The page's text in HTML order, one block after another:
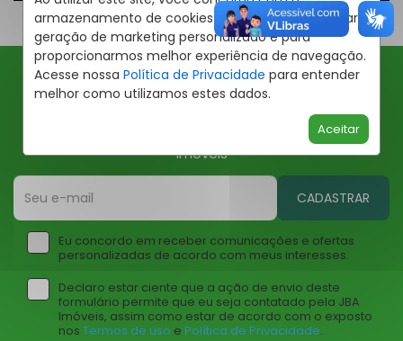
armazenamento de cookies em seu dispositivo para
geração de marketing personalizado e para
proporcionarmos melhor experiência de navegação.
Acesse nossa Política de Privacidade para entender
melhor como utilizamos estes dados.
Aceitar
Ofertas JBA
Insira seu email abaixo para receber ofertas da JBA
Imóveis
CADASTRAR
Eu concordo em receber comunicações e ofertas
personalizadas de acordo com meus interesses.
Declaro estar ciente que a ação de envio deste
formulário permite que eu seja contatado pela JBA
Imóveis, assim como estar de acordo com o exposto
nos Termos de uso e Política de Privacidade.